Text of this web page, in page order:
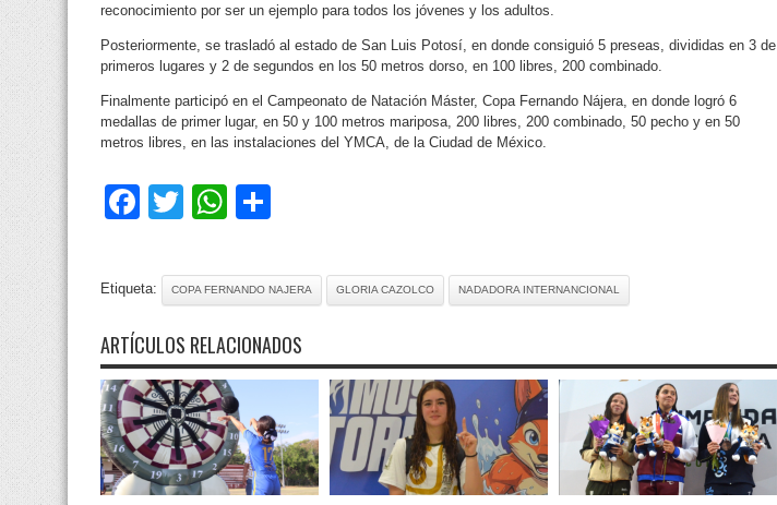
reconocimiento por ser un ejemplo para todos los jóvenes y los adultos.
Posteriormente, se trasladó al estado de San Luis Potosí, en donde consiguió 5 preseas, divididas en 3 de
primeros lugares y 2 de segundos en los 50 metros dorso, en 100 libres, 200 combinado.
Finalmente participó en el Campeonato de Natación Máster, Copa Fernando Nájera, en donde logró 6
medallas de primer lugar, en 50 y 100 metros mariposa, 200 libres, 200 combinado, 50 pecho y en 50
metros libres, en las instalaciones del YMCA, de la Ciudad de México.
Facebook
TwitterWhatsApp
Etiqueta: COPA FERNANDO NAJERA GLORIA CAZOLCO NADADORA INTERNANCIONAL
ARTÍCULOS RELACIONADOS